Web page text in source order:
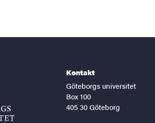
Kontakt
Göteborgs universitet
Box 100
405 30 Göteborg